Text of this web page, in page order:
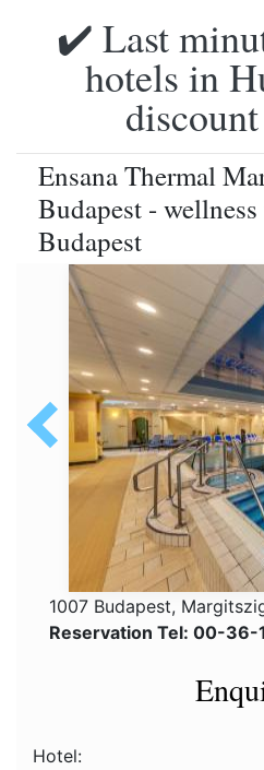
✔️ Last
hotels in
Ensana Thermal
Budapest -
Budapest
1007 Budapest,
Reservation Tel: 00-36-
Hotel: